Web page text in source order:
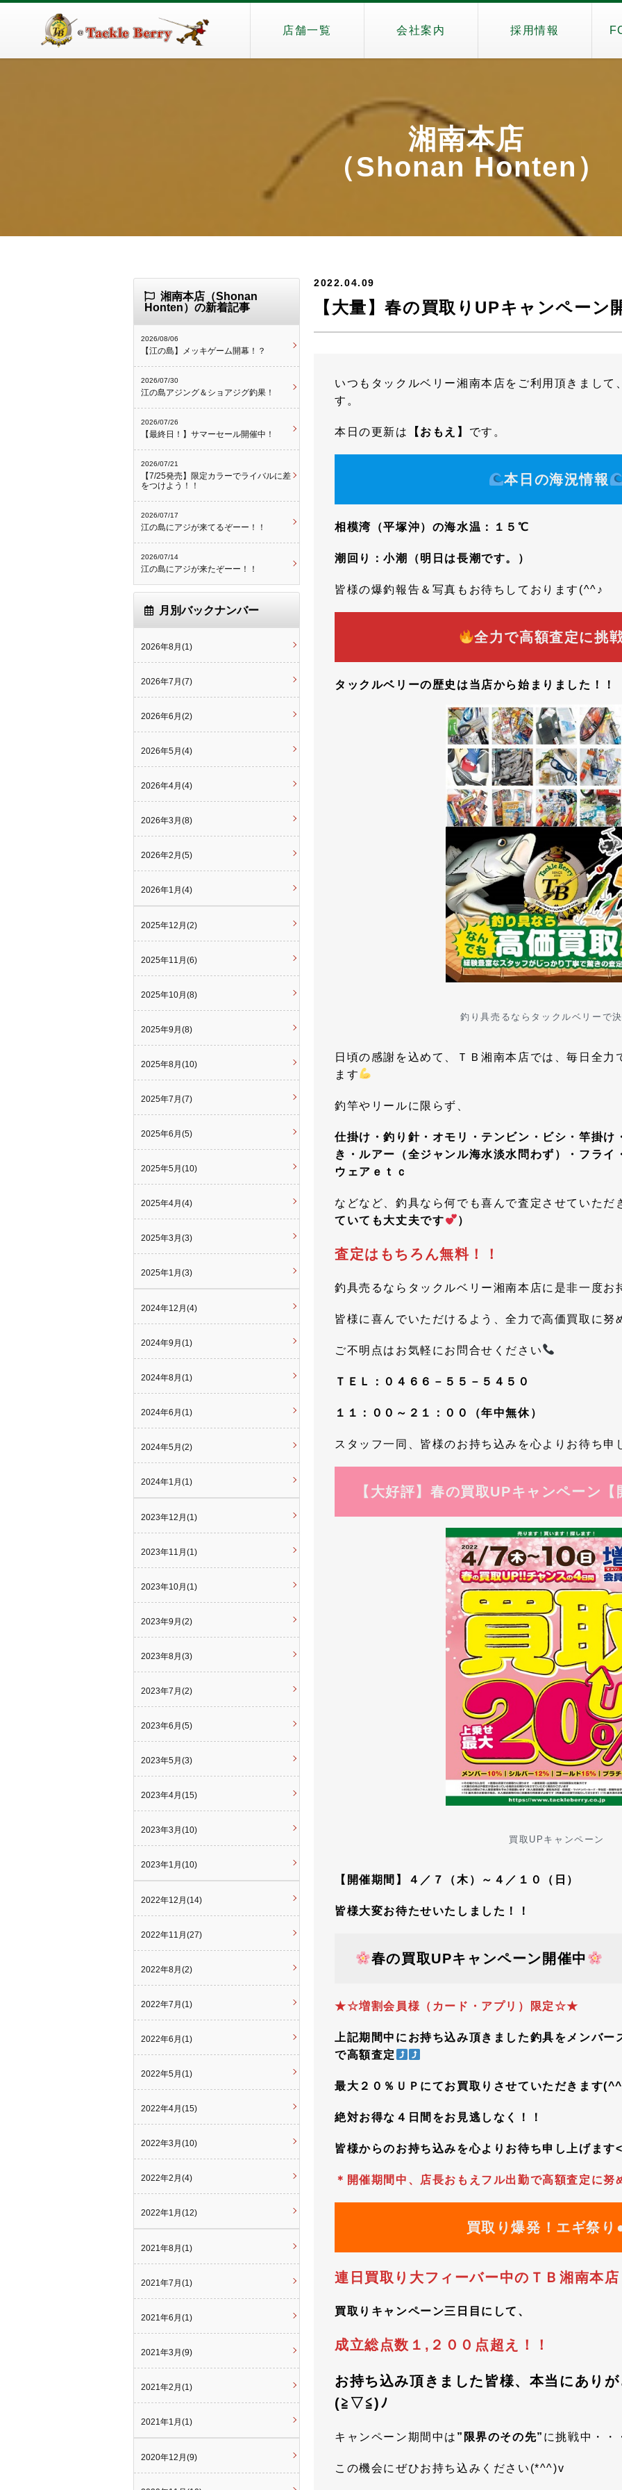
店舗一覧 会社案内 採用情報
湘南本店
（Shonan Honten）
2022.04.09
【大量】春の買取りUPキャンペーン
いつもタックルベリー湘南本店をご利用頂きまして
す。
本日の更新は 【おもえ】 です。
本日の海況情報
相模湾（平塚沖）の海水温：１５℃
潮回り：小潮（明日は長潮です。）
皆様の爆釣報告＆写真もお待ちしております(^^♪
全力で高額査定に挑
タックルベリーの歴史は当店から始まりました！！
釣り具売るならタックルベリーで
日頃の感謝を込めて、ＴＢ湘南本店では、毎日全力
ます
釣竿やリールに限らず、
仕掛け・釣り針・オモリ・テンビン・ビシ・竿掛け
き・ルアー（全ジャンル海水淡水問わず）・フライ
ウェアｅｔｃ
などなど、釣具なら何でも喜んで査定させていただ
ていても大丈夫です
）
査定はもちろん無料！！
釣具売るならタックルベリー湘南本店に是非一度
皆様に喜んでいただけるよう、全力で高価買取に努
ご不明点はお気軽にお問合せください
ＴＥＬ：０４６６－５５－５４５０
１１：００～２１：００（年中無休）
スタッフ一同、皆様のお持ち込みを心よりお待ち
【大好評】春の買取UPキャンペーン
買取UPキャンペーン
【開催期間】４／７（木）～４／１０（日）
皆様大変お待たせいたしました！！
春の買取UPキャンペーン開催中
★☆増割会員様（カード・アプリ）限定☆★
上記期間中にお持ち込み頂きました釣具をメンバ
で高額査定
最大２０％ＵＰにてお買取りさせていただきます
絶対お得な４日間をお見逃しなく！！
皆様からのお持ち込みを心よりお待ち申し上げます
＊開催期間中、店長おもえフル出勤で高額査定に努
買取り爆発！エギ祭り
連日買取り大フィーバー中のＴＢ湘南本
買取りキャンペーン三日目にして、
成立総点数１,２００点超え！！
お持ち込み頂きました皆様、本当にあり
(≧▽≦)ﾉ
キャンペーン期間中は ”限界のその先” に挑戦中・・
この機会にぜひお持ち込みください(*^^)v
湘南本店（Shonan
Honten）の新着記事
2026/08/06
【江の島】メッキゲーム開幕！？
2026/07/30
江の島アジング＆ショアジグ釣果！
2026/07/26
【最終日！】サマーセール開催中！
2026/07/21
【7/25発売】限定カラーでライバルに差
をつけよう！！
2026/07/17
江の島にアジが来てるぞーー！！
2026/07/14
江の島にアジが来たぞーー！！
月別バックナンバー
2026年8月(1)
2026年7月(7)
2026年6月(2)
2026年5月(4)
2026年4月(4)
2026年3月(8)
2026年2月(5)
2026年1月(4)
2025年12月(2)
2025年11月(6)
2025年10月(8)
2025年9月(8)
2025年8月(10)
2025年7月(7)
2025年6月(5)
2025年5月(10)
2025年4月(4)
2025年3月(3)
2025年1月(3)
2024年12月(4)
2024年9月(1)
2024年8月(1)
2024年6月(1)
2024年5月(2)
2024年1月(1)
2023年12月(1)
2023年11月(1)
2023年10月(1)
2023年9月(2)
2023年8月(3)
2023年7月(2)
2023年6月(5)
2023年5月(3)
2023年4月(15)
2023年3月(10)
2023年1月(10)
2022年12月(14)
2022年11月(27)
2022年8月(2)
2022年7月(1)
2022年6月(1)
2022年5月(1)
2022年4月(15)
2022年3月(10)
2022年2月(4)
2022年1月(12)
2021年8月(1)
2021年7月(1)
2021年6月(1)
2021年3月(9)
2021年2月(1)
2021年1月(1)
2020年12月(9)